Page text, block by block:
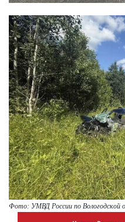
Фото: УМВД России по Вологодской